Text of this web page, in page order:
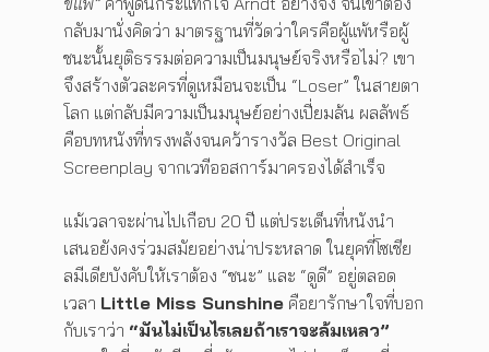
กลับมานั่งคิดว่า มาตรฐานที่วัดว่าใครคือผู้แพ้หรือผู้
ชนะนั้นยุติธรรมต่อความเป็นมนุษย์จริงหรือไม่? เขา
จึงสร้างตัวละครที่ดูเหมือนจะเป็น “Loser” ในสายตา
โลก แต่กลับมีความเป็นมนุษย์อย่างเปี่ยมล้น ผลลัพธ์
คือบทหนังที่ทรงพลังจนคว้ารางวัล Best Original
Screenplay จากเวทีออสการ์มาครองได้สำเร็จ
แม้เวลาจะผ่านไปเกือบ 20 ปี แต่ประเด็นที่หนังนำ
เสนอยังคงร่วมสมัยอย่างน่าประหลาด ในยุคที่โซเชีย
ลมีเดียบังคับให้เราต้อง “ชนะ” และ “ดูดี” อยู่ตลอด
เวลา Little Miss Sunshine คือยารักษาใจที่บอก
กับเราว่า “มันไม่เป็นไรเลยถ้าเราจะล้มเหลว”